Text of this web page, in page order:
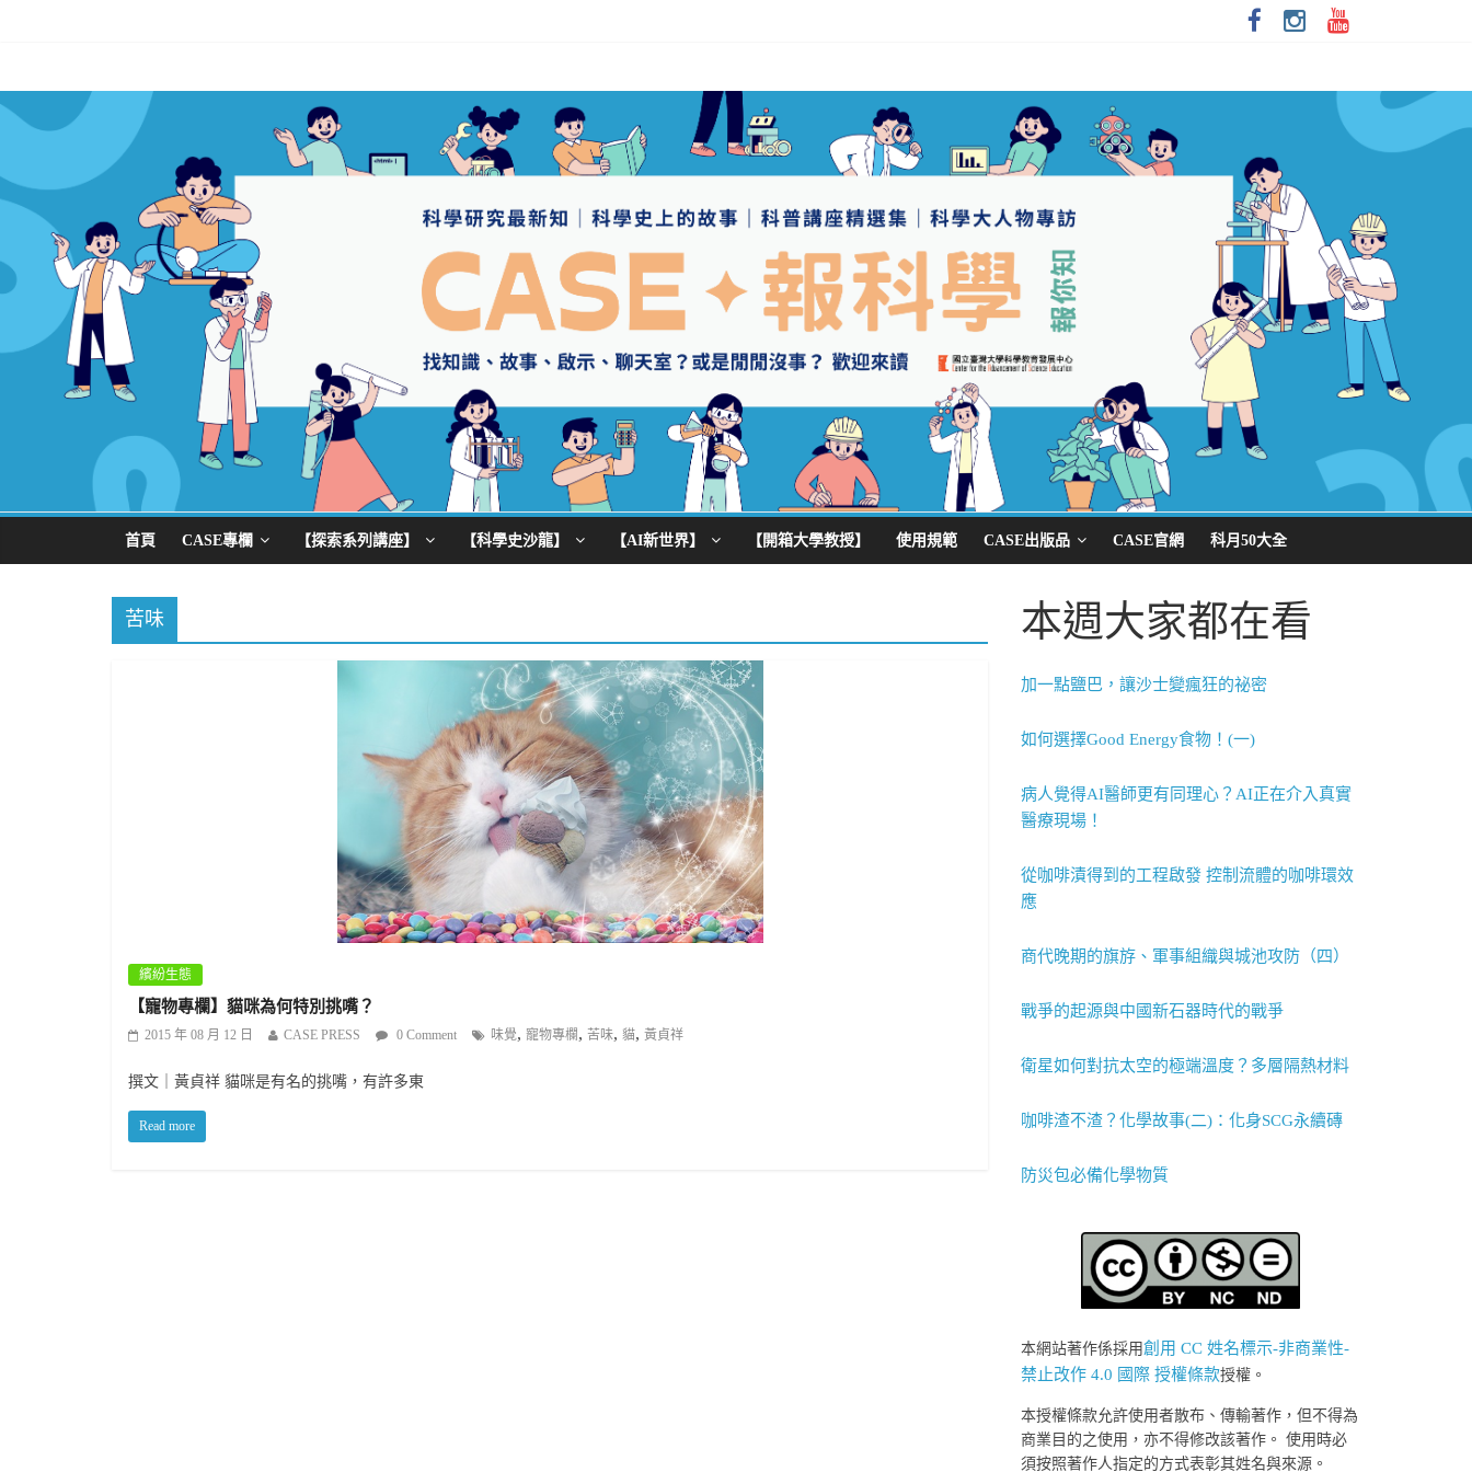
首頁 CASE專欄 【探索系列講座】 【科學史沙龍】 【AI新世界】 【開箱大學教授】 使用規範 CASE出版品 CASE官網 科月50大全
苦味
繽紛生態
【寵物專欄】貓咪為何特別挑嘴？
2015 年 08 月 12 日 CASE PRESS 0 Comment 味覺, 寵物專欄 , 苦味, 貓, 黃貞祥
撰文｜黃貞祥 貓咪是有名的挑嘴，有許多東
Read more
本週大家都在看
加一點鹽巴，讓沙士變瘋狂的祕密
如何選擇Good Energy食物！(一)
病人覺得AI醫師更有同理心？AI正在介入真實
醫療現場！
從咖啡漬得到的工程啟發 控制流體的咖啡環效
應
商代晚期的旗斿、軍事組織與城池攻防（四）
戰爭的起源與中國新石器時代的戰爭
衛星如何對抗太空的極端溫度？多層隔熱材料
咖啡渣不渣？化學故事(二)：化身SCG永續磚
防災包必備化學物質
本網站著作係採用創用 CC 姓名標示-非商業性-
禁止改作 4.0 國際 授權條款授權。
本授權條款允許使用者散布、傳輸著作，但不得為
商業目的之使用，亦不得修改該著作。 使用時必
須按照著作人指定的方式表彰其姓名與來源。